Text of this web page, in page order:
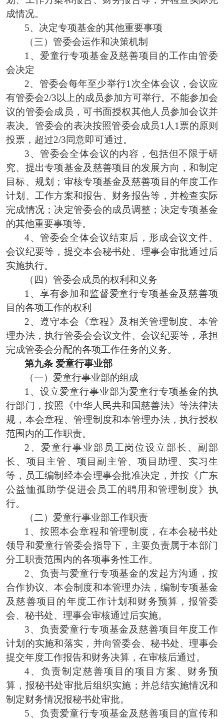
成情况。
5、 决定专项基金的其他重要事项
（三）管委会运作和决策机制
1、爱童行专项基金及慈善项目的工作由管委
会决定
2、管委会每年至少举行1次全体会议，会议应
有管委会2/3以上的成员参加方可举行。不能参加会
议的管委会成员，可书面授权其他人员参加会议并
表决。管委会的表决按照管委会成员1人1票的原则
投票，超过2/3同意即可通过。
3、管委会全体会议的内容，包括但不限于研
究、提出专项基金及慈善项目的发展方向，和制定
目标、规划； 审核专项基金及慈善项目 的年度工作
计划 、 工作方案和报告、 财务报告等 ， 并检查实际
完成情况 ； 决定管委会的成员调整； 决定专项基金
的其他重要事项等。
4、管委会全体会议结束后，形成会议文件、
会议纪要等，提交本会秘书处、理事会审批通过后
实施执行。
（四）管委会成员的权利和义务
1、享有参加和监督爱童行专项基金及慈善项
目的各项工作的权利
2、遵守本会《章程》及相关管理制度、本管
理办法，执行管委会会议文件、会议纪要等，承担
完成管委会分配的各项工作任务的义务。
第九条 爱童行事业部
（一）爱童行事业部的组成
1、设立爱童行事业部为爱童行专项基金的执
行部门，按照《中华人民共和国慈善法》等法律法
规，本会章程、管理制度和本管理办法，执行授权
范围内的工作职责。
2、 爱童行事业部 员工岗位设立部长 、副部
长、项目主管、 项目副主管、项目助理 、 实习生
等，员工编制经本会理事会批准决定，并按《广东
公益恤孤助学促进会员工的聘用和管理制度》执
行。
（二）爱童行事业部工作职责
1、 按照本会章程和管理制度，在本会秘书处
领导和爱童行管委会指导下， 主要负责属于本部门
分工职责范围内的各项事务性工作。
2、 负责与爱童行专项基金的发起方沟通，按
合作协议、本会制度和本管理办法 ，编制专项基金
及慈善项目的年度工作计划和财务预算， 报管委
会、 秘书处、 理事会审核通过后实施。
3、 负责爱童行专项基金及慈善项目 年度工作
计划的实施和落实，并向管委会、秘书处、理事会
提交年度工作报告和财务决算， 在审核后通过。
4、 负责制定慈善项目的项目方案 、 财务预
算，报秘书处审批后组织实施；并总结实施情况和
制定财务情况报秘书处审批。
5、 负责爱童行专项基金及慈善项目 的宣传和